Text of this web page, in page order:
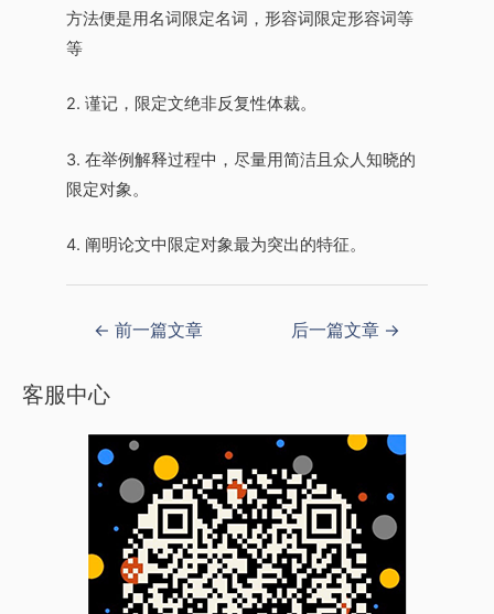
方法便是用名词限定名词，形容词限定形容词等
等
2. 谨记，限定文绝非反复性体裁。
3. 在举例解释过程中，尽量用简洁且众人知晓的
限定对象。
4. 阐明论文中限定对象最为突出的特征。
← 前一篇文章 后一篇文章 →
客服中心